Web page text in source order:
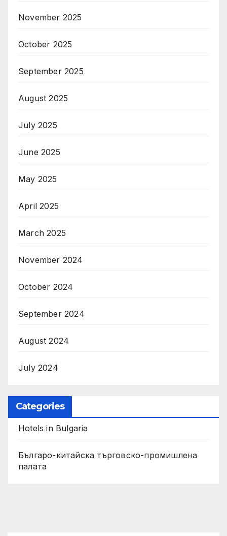
November 2025
October 2025
September 2025
August 2025
July 2025
June 2025
May 2025
April 2025
March 2025
November 2024
October 2024
September 2024
August 2024
July 2024
Categories
Hotels in Bulgaria
Българо-китайска търговско-промишлена
палата